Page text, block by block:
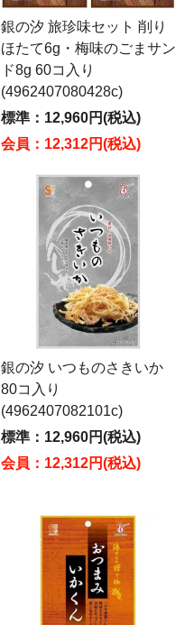
銀の汐 旅珍味セット 削り
ほたて6g・梅味のごまサン
ド8g 60コ入り
(4962407080428c)
標準：12,960円(税込)
会員：12,312円(税込)
銀の汐 いつものさきいか
80コ入り
(4962407082101c)
標準：12,960円(税込)
会員：12,312円(税込)